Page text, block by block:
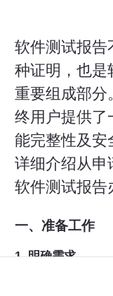
软件测试报告
种证明，也是
重要组成部分
终用户提供了
能完整性及安
详细介绍从申
软件测试报告
一、准备工作
1. 明确需求